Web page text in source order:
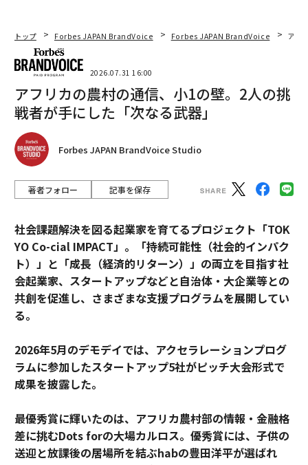
トップ Forbes JAPAN BrandVoice Forbes JAPAN BrandVoice アフ
2026.07.31 16:00
アフリカの農村の通信、小1の壁。2人の挑
戦者が手にした「次なる武器」
Forbes JAPAN BrandVoice Studio
著者フォロー 記事を保存
社会課題解決を図る起業家を育てるプロジェクト「TOK
YO Co-cial IMPACT」。
「持続可能性（社会的インパク
ト）」と「成長（経済的リターン）」の両立を目指す社
会起業家、スタートアップなどと自治体・大企業等との
共創を促進し、さまざまな支援プログラムを展開してい
る。
2026年5月のデモデイでは、アクセラレーションプログ
ラムに参加したスタートアップ5社がピッチ大会形式で
成果を披露した。
最優秀賞に輝いたのは、アフリカ農村部の情報・金融格
差に挑むDots forの大場カルロス。優秀賞には、子供の
送迎と放課後の居場所を結ぶhabの豊田洋平が選ばれ